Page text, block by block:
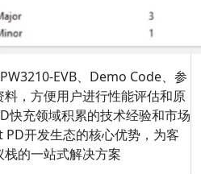
EVB、Demo Code、参
，方便用户进行性能评估和原
快充领域积累的技术经验和市场
开发生态的核心优势，为客
的一站式解决方案